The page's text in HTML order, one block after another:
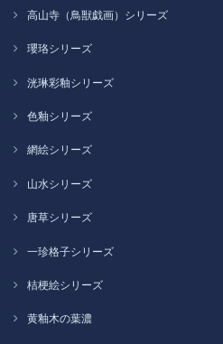
高山寺（鳥獣戯画）シリーズ
瓔珞シリーズ
洸琳彩釉シリーズ
色釉シリーズ
網絵シリーズ
山水シリーズ
唐草シリーズ
一珍格子シリーズ
桔梗絵シリーズ
黄釉木の葉濃